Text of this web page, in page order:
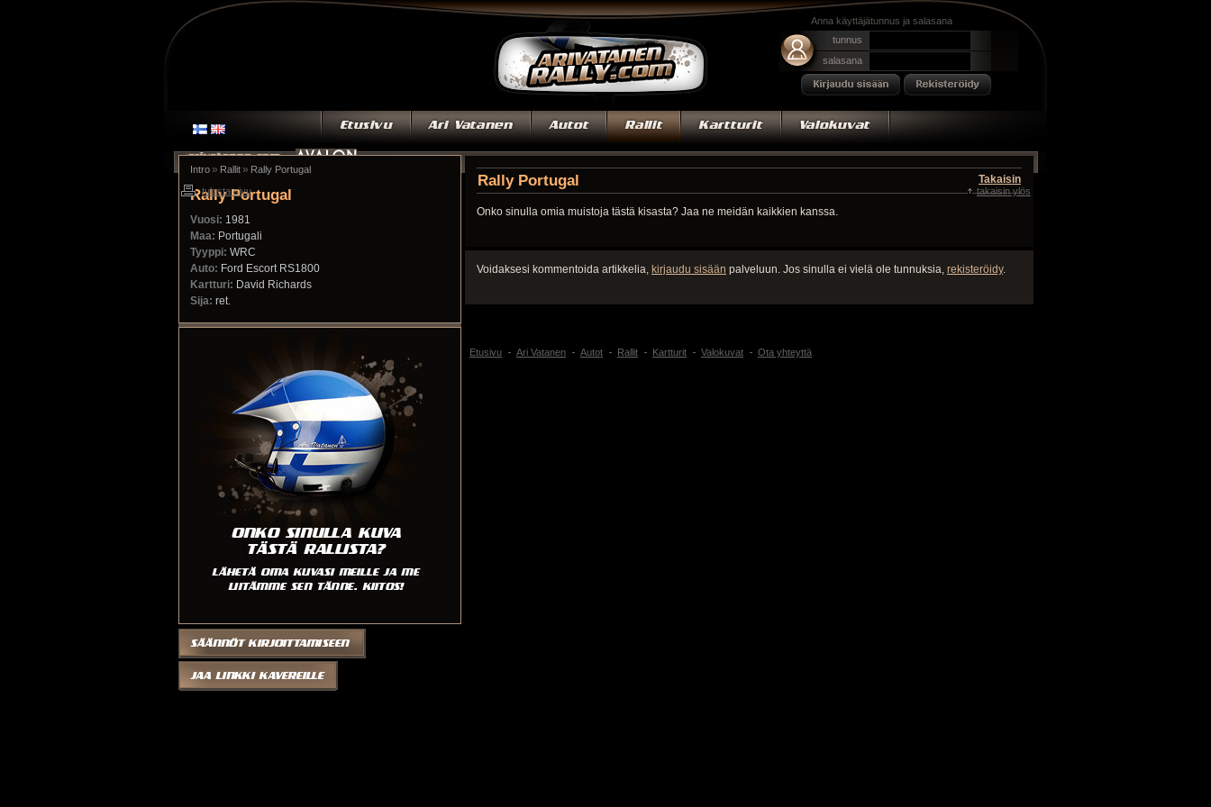
Anna käyttäjätunnus ja salasana
tunnus
salasana
Intro » Rallit » Rally Portugal
Rally Portugal
Vuosi: 1981
Maa: Portugali
Tyyppi: WRC
Auto: Ford Escort RS1800
Kartturi: David Richards
Sija: ret.
Rally Portugal Takaisin
Onko sinulla omia muistoja tästä kisasta? Jaa ne meidän kaikkien kanssa.
Voidaksesi kommentoida artikkelia, kirjaudu sisään palveluun. Jos sinulla ei vielä ole tunnuksia, rekisteröidy.
tulosta sivu
Etusivu Ari Vatanen Autot Rallit Kartturit Valokuvat Ota yhteyttä
takaisin ylös